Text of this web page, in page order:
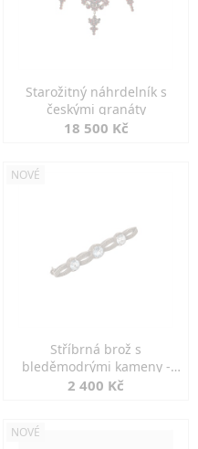
Starožitný náhrdelník s
českými granáty
18 500 Kč
NOVÉ
Stříbrná brož s
bleděmodrými kameny -
jemná elegance
2 400 Kč
NOVÉ